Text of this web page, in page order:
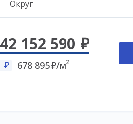
Округ
42 152 590
678 895 /м2